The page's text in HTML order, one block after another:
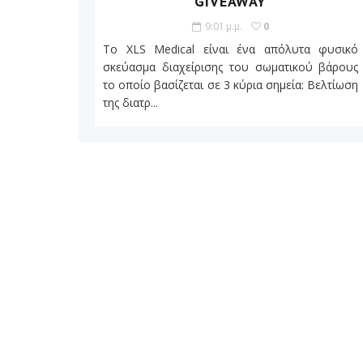
9:01 μ.μ. 0
Το XLS Medical είναι ένα απόλυτα φυσικό
σκεύασμα διαχείρισης του σωματικού βάρους
το οποίο βασίζεται σε 3 κύρια σημεία: Βελτίωση
της διατρ...